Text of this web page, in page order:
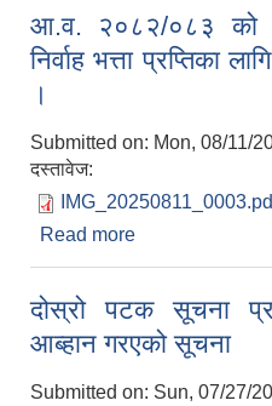
आ.व. २०८२/०८३ को
निर्वाह भत्ता प्रप्तिका
।
Submitted on: Mon, 08/11/
दस्तावेज:
Read more
दोस्रो पटक सूचना
आब्हान गरएको सूचना
Submitted on: Sun, 07/27/